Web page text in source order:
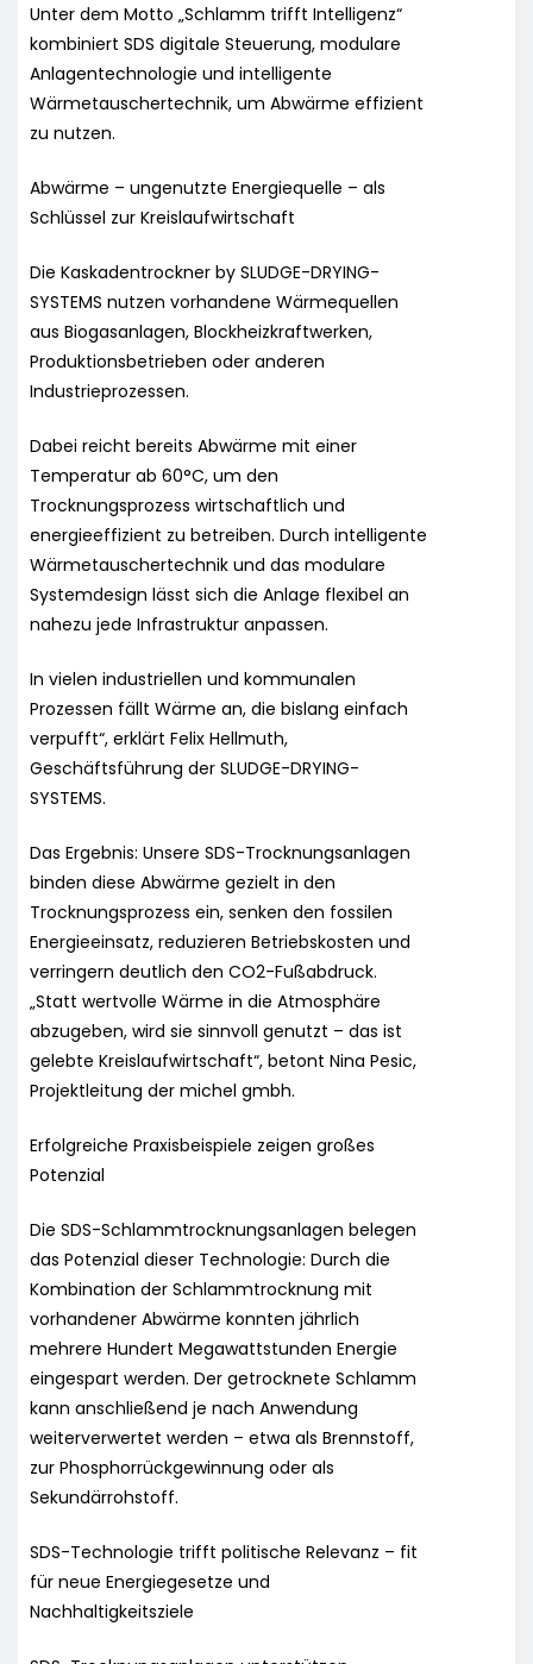
Unter dem Motto „Schlamm trifft Intelligenz“
kombiniert SDS digitale Steuerung, modulare
Anlagentechnologie und intelligente
Wärmetauschertechnik, um Abwärme effizient
zu nutzen.
Abwärme – ungenutzte Energiequelle – als
Schlüssel zur Kreislaufwirtschaft
Die Kaskadentrockner by SLUDGE-DRYING-
SYSTEMS nutzen vorhandene Wärmequellen
aus Biogasanlagen, Blockheizkraftwerken,
Produktionsbetrieben oder anderen
Industrieprozessen.
Dabei reicht bereits Abwärme mit einer
Temperatur ab 60°C, um den
Trocknungsprozess wirtschaftlich und
energieeffizient zu betreiben. Durch intelligente
Wärmetauschertechnik und das modulare
Systemdesign lässt sich die Anlage flexibel an
nahezu jede Infrastruktur anpassen.
In vielen industriellen und kommunalen
Prozessen fällt Wärme an, die bislang einfach
verpufft“, erklärt Felix Hellmuth,
Geschäftsführung der SLUDGE-DRYING-
SYSTEMS.
Das Ergebnis: Unsere SDS-Trocknungsanlagen
binden diese Abwärme gezielt in den
Trocknungsprozess ein, senken den fossilen
Energieeinsatz, reduzieren Betriebskosten und
verringern deutlich den CO2-Fußabdruck.
„Statt wertvolle Wärme in die Atmosphäre
abzugeben, wird sie sinnvoll genutzt – das ist
gelebte Kreislaufwirtschaft“, betont Nina Pesic,
Projektleitung der michel gmbh.
Erfolgreiche Praxisbeispiele zeigen großes
Potenzial
Die SDS-Schlammtrocknungsanlagen belegen
das Potenzial dieser Technologie: Durch die
Kombination der Schlammtrocknung mit
vorhandener Abwärme konnten jährlich
mehrere Hundert Megawattstunden Energie
eingespart werden. Der getrocknete Schlamm
kann anschließend je nach Anwendung
weiterverwertet werden – etwa als Brennstoff,
zur Phosphorrückgewinnung oder als
Sekundärrohstoff.
SDS-Technologie trifft politische Relevanz – fit
für neue Energiegesetze und
Nachhaltigkeitsziele